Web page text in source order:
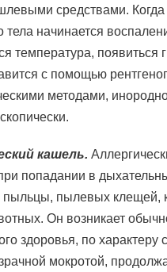
средствами. Когда
тела начинается
температура, появиться
с помощью
методами,
кашель.
попадании в
пыльцы, пылевых клещей,
Он возникает
здоровья, по характеру
мокротой,